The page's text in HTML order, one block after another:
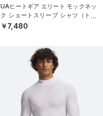
UAヒートギア エリート モックネッ
ク ショートスリーブ シャツ（トレ
ーニング/MEN）
￥7,480